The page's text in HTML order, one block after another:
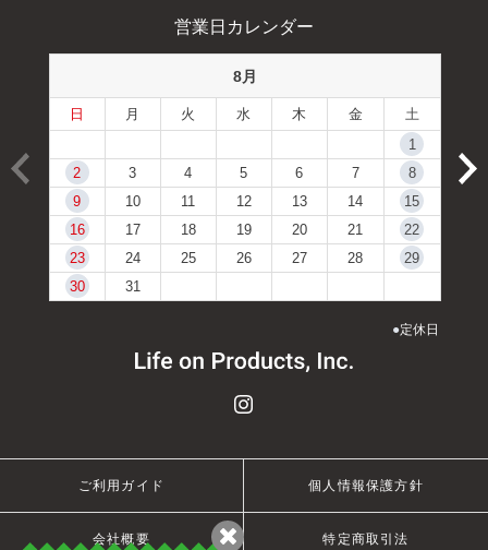
営業日カレンダー
8月
日 月 火 水 木 金
土
1
2
3 4 5 6 7
8
9
10 11 12 13 14
15
16
17 18 19 20 21
22
23
24 25 26 27 28
29
30
31
●定休日
ご利用ガイド 個人情報保護方針
会社概要 特定商取引法